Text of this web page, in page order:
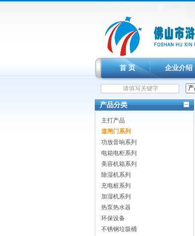
首 页 企业介绍
产品分类
主打产品
道闸门系列
功放音响系列
电箱电柜系列
美容机箱系列
除湿机系列
充电桩系列
加湿机系列
热泵热水器
环保设备
不锈钢垃圾桶